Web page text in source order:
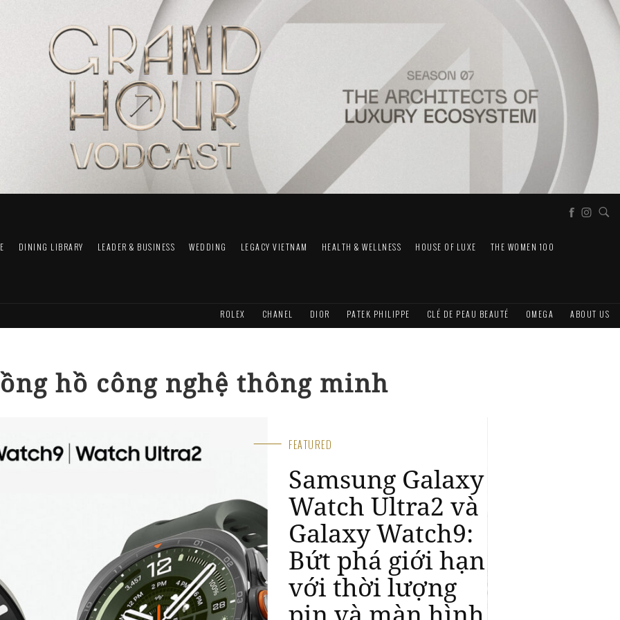
DINING LIBRARY LEADER & BUSINESS WEDDING LEGACY VIETNAM HEALTH & WELLNESS HOUSE OF LUXE THE WOMEN 100
ROLEX CHANEL DIOR PATEK PHILIPPE CLÉ DE PEAU BEAUTÉ OMEGA ABOUT US
hồ công nghệ thông minh
FEATURED
Sống tinh gọn,
sống lành mạnh
cùng Galaxy
Watch8: Chăm
sóc cơ thể chủ